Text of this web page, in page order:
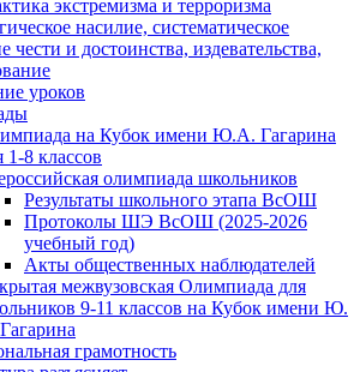
экстремизма и терроризма
насилие, систематическое
чести и достоинства, издевательства,
уроков
на Кубок имени Ю.А. Гагарина
1-8 классов
олимпиада школьников
Результаты школьного этапа ВсОШ
Протоколы ШЭ ВсОШ (2025-2026
учебный год)
Акты общественных наблюдателей
межвузовская Олимпиада для
9-11 классов на Кубок имени Ю.
грамотность